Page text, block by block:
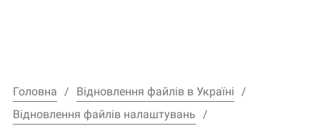
Головна
Відновлення файлів в Україні
Відновлення файлів налаштувань